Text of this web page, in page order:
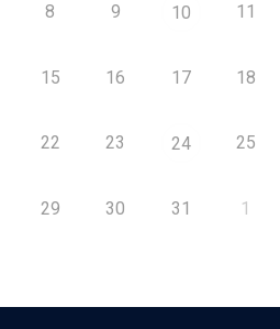
8 9 10 11
15 16 17 18
22 23 24 25
29 30 31 1